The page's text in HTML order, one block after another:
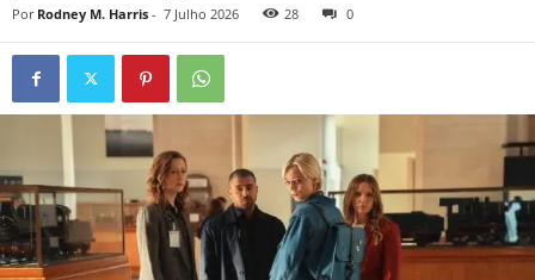
Por Rodney M. Harris - 7 Julho 2026 28 0